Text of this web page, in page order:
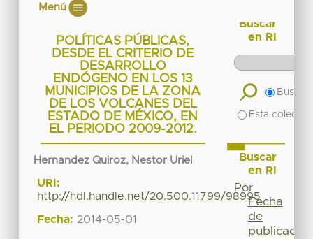
Menú
POLÍTICAS PÚBLICAS,
DESDE EL CRITERIO DE
DESARROLLO
ENDÓGENO EN LOS 13
MUNICIPIOS DE LA ZONA
DE LOS VOLCANES DEL
ESTADO DE MÉXICO, EN
EL PERIODO 2009-2012.
Hernandez Quiroz, Nestor Uriel
URI:
http://hdl.handle.net/20.500.11799/98995
Fecha: 2014-05-01
Buscar
en RI
Buscar
Esta
Buscar
en RI
Por
Fecha
de
publicación